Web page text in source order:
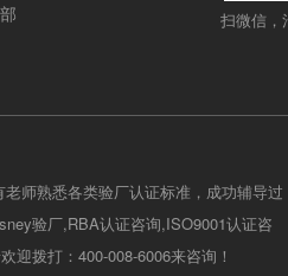
扫微信，
师熟悉各类验厂认证标准，成功辅导过
验厂,RBA认证咨询,ISO9001认证咨
迎拨打：400-008-6006来咨询！